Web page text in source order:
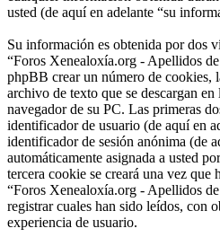
usted (de aquí en adelante “su
Su información es obtenida por dos
“Foros Xenealoxía.org - Apellidos
phpBB crear un número de cookies,
archivo de texto que se descargan
navegador de su PC. Las primeras
identificador de usuario (de aquí en
identificador de sesión anónima (de
automáticamente asignada a usted
tercera cookie se creará una vez que
“Foros Xenealoxía.org - Apellidos
registrar cuales han sido leídos, con
experiencia de usuario.